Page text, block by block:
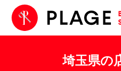
埼玉県の